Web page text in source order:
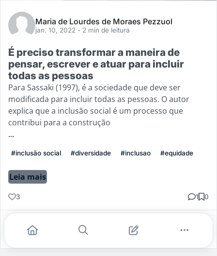
Maria de Lourdes de Moraes Pezzuol
jan. 10, 2022 - 2 min de leitura
É preciso transformar a maneira de
pensar, escrever e atuar para incluir
todas as pessoas
Para Sassaki (1997), é a sociedade que deve ser
modificada para incluir todas as pessoas. O autor
explica que a inclusão social é um processo que
contribui para a construção
...
#inclusão social #diversidade #inclusao #equidade
Leia mais
3 1 0
Gostei Comentar Salvar